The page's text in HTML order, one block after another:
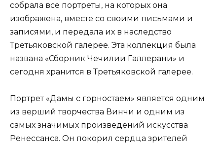
собрала все портреты, на которых она
изображена, вместе со своими письмами и
записями, и передала их в наследство
Третьяковской галерее. Эта коллекция была
названа «Сборник Чечилии Галлерани» и
сегодня хранится в Третьяковской галерее.
Портрет «Дамы с горностаем» является одним
из верший творчества Винчи и одним из
самых значимых произведений искусства
Ренессанса. Он покорил сердца зрителей